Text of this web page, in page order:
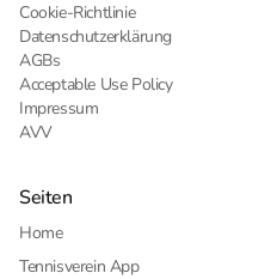
Cookie-Richtlinie
Datenschutzerklärung
AGBs
Acceptable Use Policy
Impressum
AVV
Seiten
Home
Tennisverein App